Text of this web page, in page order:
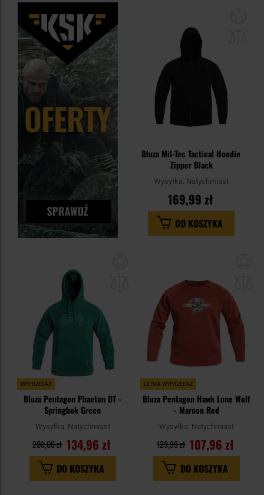
Bluza Mil-Tec Tactical Hoodie
Zipper Black
Wysyłka: Natychmiast
169,99 zł
DO KOSZYKA
schowka
WYPRZEDAŻ
Bluza Pentagon Phaeton DT -
Springbok Green
Wysyłka: Natychmiast
134,96 zł
200,00 zł
DO KOSZYKA
LETNIA WYPRZEDAŻ
Bluza Pentagon Hawk Lone Wolf
- Maroon Red
Wysyłka: Natychmiast
107,96 zł
129,99 zł
DO KOSZYKA